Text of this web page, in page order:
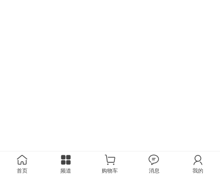
首页 频道 购物车 消息 我的